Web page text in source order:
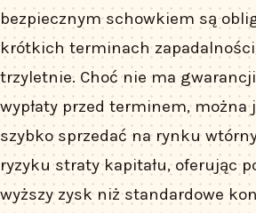
bezpiecznym schowkiem są
krótkich terminach
trzyletnie. Choć nie ma
wypłaty przed terminem, można
szybko sprzedać na rynku
ryzyku straty kapitału, oferując
wyższy zysk niż standardowe